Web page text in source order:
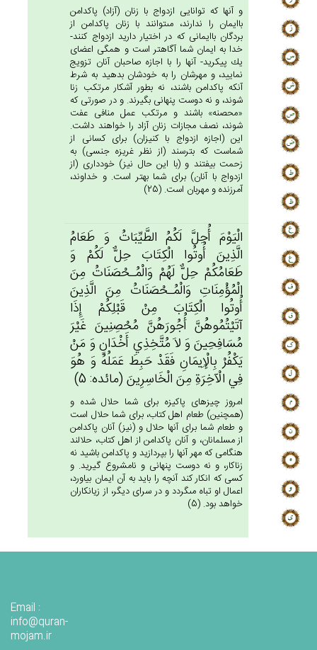
و آنها كه توانايى ازدواج با زنان (آزاد) پاكدامن
باايمان را ندارند، مى‏توانند با زنان پاكدامن از
بردگان باايمانى كه در اختيار داريد ازدواج كنند-
خدا به ايمان شما آگاه‏تر است و همگى اعضاى
يك پيكريد- آنها را با اجازه صاحبان آنان تزويج
نماييد، و مهرشان را به خودشان بدهيد به شرط
آنكه پاكدامن باشند، نه بطور آشكار مرتكب زنا
شوند، و نه دوست پنهانى بگيرند. و در صورتى كه
«محصنه» باشند و مرتكب عمل منافى عفت
شوند، نصف مجازات زنان آزاد را خواهند داشت.
اين (اجازه ازدواج با كنيزان) براى كسانى از
شماست كه بترسند (از نظر غريزه جنسى) به
زحمت بيفتند و (با اين حال نيز) خوددارى (از
ازدواج با آنان) براى شما بهتر است. و خداوند،
آمرزنده و مهربان است. (25)
الْيَوْم‌َ أُحِل‌َّ لَكُم‌ُ الطَّيِّبَات‌ُ وَ طَعَام‌ُ
الَّذِين‌َ أُوتُوا الْكِتَاب‌َ حِل‌ٌّ لَكُم‌ْ وَ
طَعَامُكُم‌ْ حِل‌ٌّ لَهُم‌ْ وَالْمُـحْصَنَات‌ُ مِن‌َ
الْمُؤْمِنَات‌ِ وَالْمُـحْصَنَات‌ُ مِن‌َ الَّذِين‌َ
أُوتُوا الْكِتَاب‌َ مِنْ‌ قَبْلِكُم‌ْ إِذَا
آتَيْتُمُوهُن‌َّ أُجُورَهُن‌َّ مُحْصِنِين‌َ غَيْرَ
مُسَافِحِين‌َ وَ لاَ مُتَّخِذِي‌ أَخْدَان‌ٍ وَ مَنْ‌
يَكْفُرْ بِالْإِيمَانِ فَقَدْ حَبِط‌َ عَمَلُه‌ُ وَ هُوَ
فِي‌ الْآخِرَة‌ِ مِن‌َ الْخَاسِرِين‌َ (مائده: 5)
امروز چيزهاى پاكيزه براى شما حلال شده و
(همچنين) طعام اهل كتاب، براى شما حلال است
و طعام شما براى آنها حلال و (نيز) آنان پاكدامن
از مسلمانان، و آنان پاكدامن از اهل كتاب، حلالند
هنگامى كه مهر آنها را بپردازيد و پاكدامن باشيد نه
زناكار، و نه دوست پنهانى و نامشروع گيريد. و
كسى كه انكار كند آنچه را بايد به آن ايمان بياورد،
اعمال او تباه مى‏گردد و در سراى ديگر، از زيانكاران
خواهد بود. (5)
Email :
info@quran-
mojam.ir